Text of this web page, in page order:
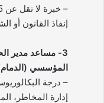
إنفاذ القانون أو
3- مساعد مدير
المؤسسي
– درجة
إدارة المخاطر،